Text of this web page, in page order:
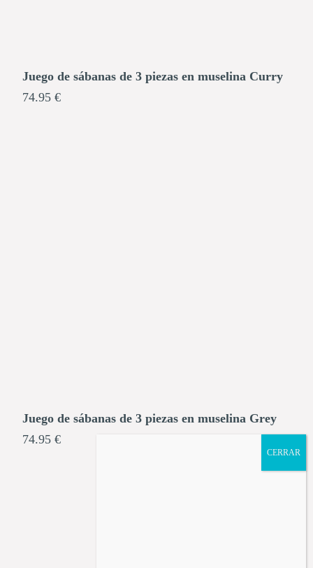
Juego de sábanas de 3 piezas en muselina Curry
74.95 €
Juego de sábanas de 3 piezas en muselina Grey
74.95 €